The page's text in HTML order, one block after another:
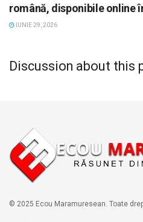
română, disponibile online
IUNIE 29, 2026
Discussion about this
© 2025 Ecou Maramuresean. Toate